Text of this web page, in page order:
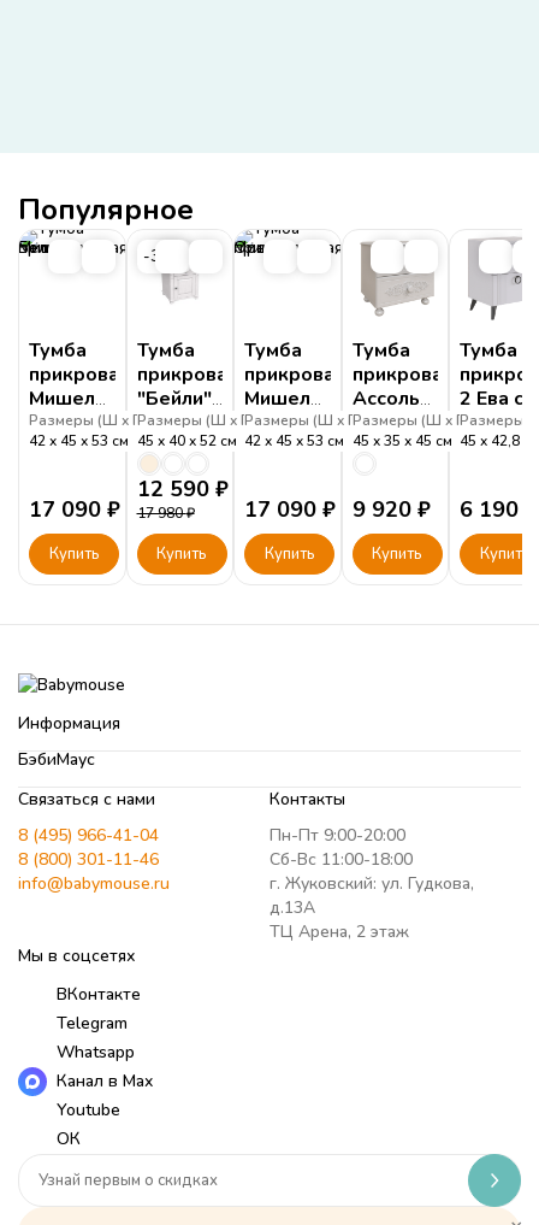
Популярное
Тумба
прикроватная
Мишель
Белый
Размеры (Ш Г В)
42
45 53 см
17 090 ₽
Купить
-30%
Тумба
прикроватная
"Бейли"
белый
воск
Размеры (Ш Г В)
45
40 52 см
12 590 ₽
17 980₽
Купить
Тумба
прикроватная
Мишель
Орегано
Размеры (Ш Г В)
42
45 53 см
17 090 ₽
Купить
Тумба
прикроватная
Ассоль
АС-04
Белый
Размеры (Ш Г В)
45
35 45 см
9 920 ₽
Купить
Тумба
2 Ева с
двумя
Размеры (
45
42,8
6 190
Купить
Информация
БэбиМаус
Связаться с нами
8 (495) 966-41-04
8 (800) 301-11-46
info@babymouse.ru
Контакты
Пн-Пт 9:00-20:00
Сб-Вс 11:00-18:00
г. Жуковский: ул. Гудкова,
д.13А
ТЦ Арена, 2 этаж
Мы в соцсетях
ВКонтакте
Telegram
Whatsapp
Канал в Max
Youtube
ОК